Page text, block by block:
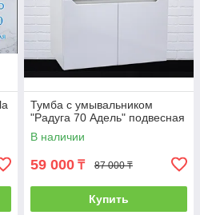
Тумба с умывальником
"Радуга 70 Адель" подвесная
В наличии
59 000 ₸ 87 000 ₸
Купить